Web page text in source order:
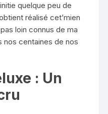
quelque peu de
réalisé cet’mien
loin connus de ma
nos centaines de nos
: Un